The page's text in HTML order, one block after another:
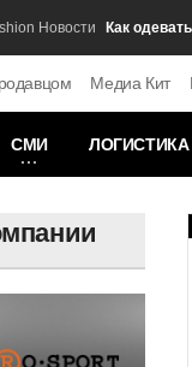
Как одеваться
Медиа Кит
СМИ ЛОГИСТИКА